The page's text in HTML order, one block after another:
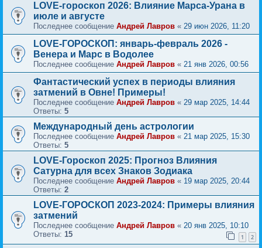
LOVE-гороскоп 2026: Влияние Марса-Урана в
июле и августе
Последнее сообщение Андрей Лавров « 29 июн 2026, 11:20
LOVE-ГОРОСКОП: январь-февраль 2026 -
Венера и Марс в Водолее
Последнее сообщение Андрей Лавров « 21 янв 2026, 00:56
Фантастический успех в периоды влияния
затмений в Овне! Примеры!
Последнее сообщение Андрей Лавров « 29 мар 2025, 14:44
Ответы: 5
Международный день астрологии
Последнее сообщение Андрей Лавров « 21 мар 2025, 15:30
Ответы: 5
LOVE-Гороскоп 2025: Прогноз Влияния
Сатурна для всех Знаков Зодиака
Последнее сообщение Андрей Лавров « 19 мар 2025, 20:44
Ответы: 2
LOVE-ГОРОСКОП 2023-2024: Примеры влияния
затмений
Последнее сообщение Андрей Лавров « 20 янв 2025, 10:10
Ответы: 15 1 2